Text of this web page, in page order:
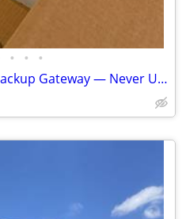
• • •
Tesla Powerwall 2 + Tesla Backup Gateway — Never Used / Open Box